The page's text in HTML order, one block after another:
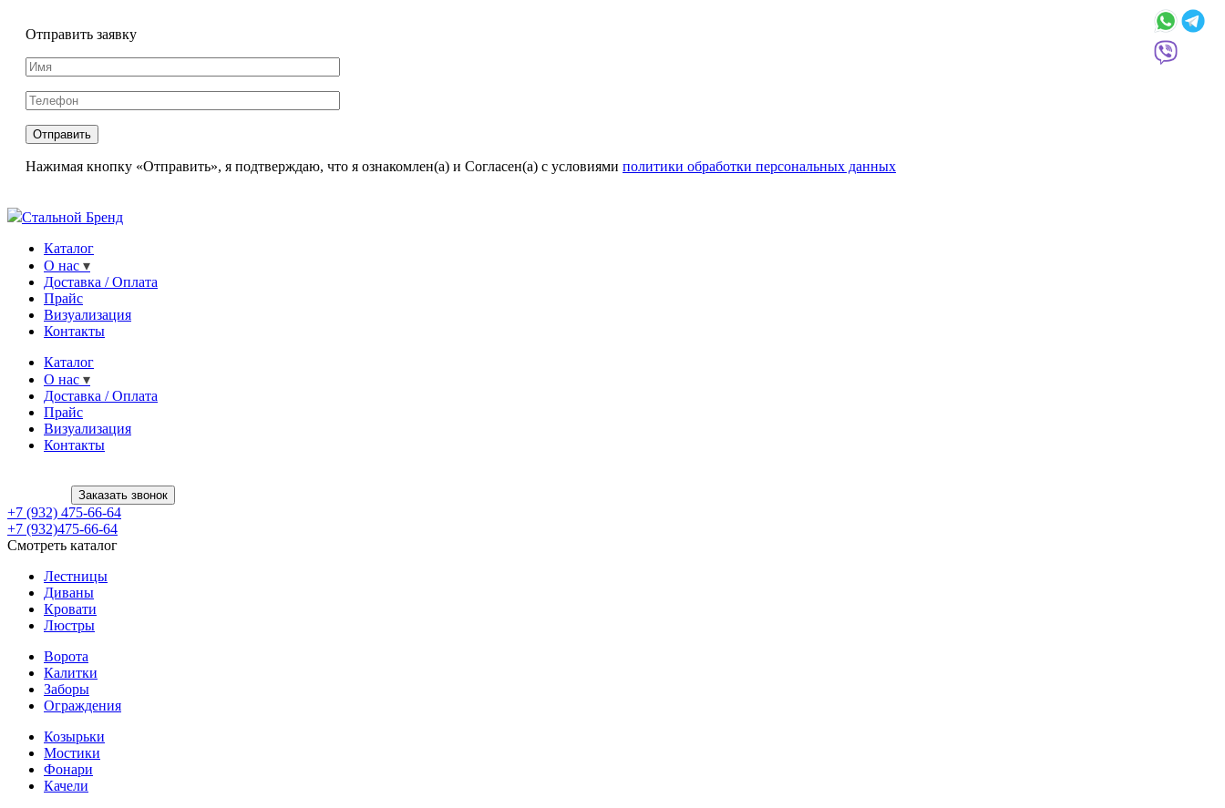
Отправить заявку
Нажимая кнопку «Отправить», я подтверждаю, что я ознакомлен(а) и Согласен(а) с условиями политики обработки персональных данных
Стальной Бренд
Каталог
О нас
Доставка / Оплата
Прайс
Визуализация
Контакты
Каталог
О нас
Доставка / Оплата
Прайс
Визуализация
Контакты
Заказать звонок
+7 (932) 475-66-64
+7 (932)475-66-64
Смотреть каталог
Лестницы
Диваны
Кровати
Люстры
Ворота
Калитки
Заборы
Ограждения
Козырьки
Мостики
Фонари
Качели